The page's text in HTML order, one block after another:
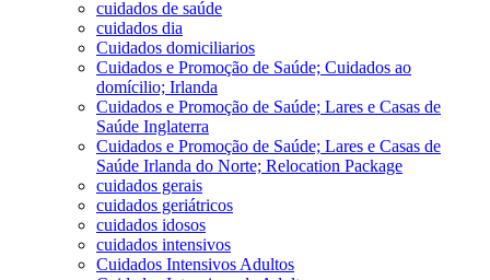
cuidados de saúde
cuidados dia
Cuidados domiciliarios
Cuidados e Promoção de Saúde; Cuidados ao
domícilio; Irlanda
Cuidados e Promoção de Saúde; Lares e Casas de
Saúde Inglaterra
Cuidados e Promoção de Saúde; Lares e Casas de
Saúde Irlanda do Norte; Relocation Package
cuidados gerais
cuidados geriátricos
cuidados idosos
cuidados intensivos
Cuidados Intensivos Adultos